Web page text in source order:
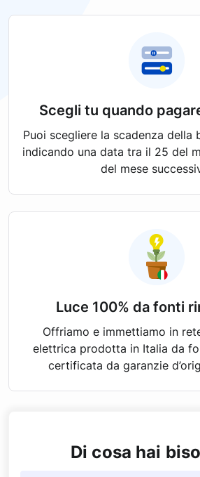
Scegli tu quando
Puoi scegliere la scadenza della
indicando una data tra il 25 del
del mese
Luce 100% da fonti
Offriamo e immettiamo in
elettrica prodotta in Italia da
certificata da garanzie
Di cosa hai